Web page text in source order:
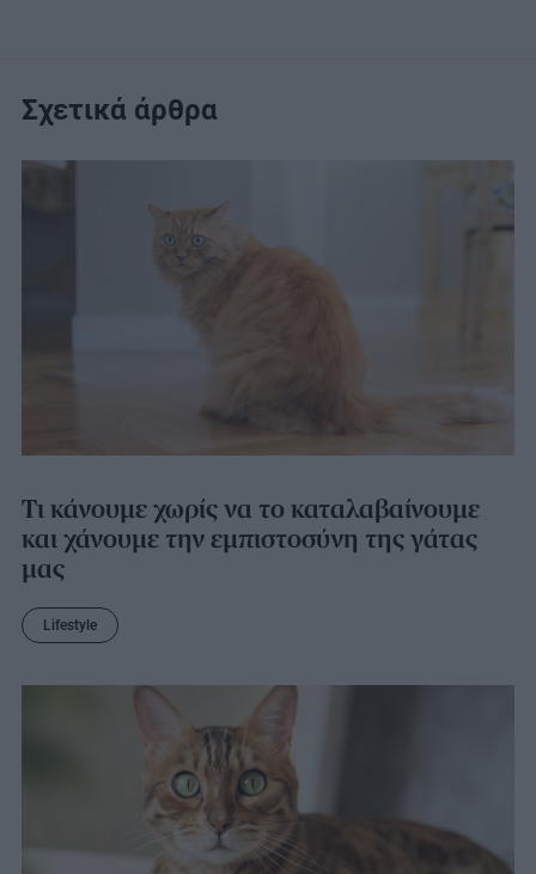
Σχετικά άρθρα
Τι κάνουμε χωρίς να το καταλαβαίνουμε
και χάνουμε την εμπιστοσύνη της γάτας
μας
Lifestyle